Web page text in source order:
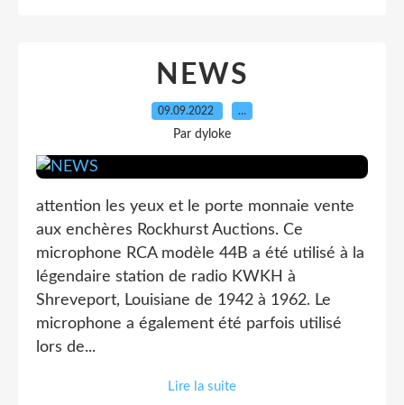
NEWS
09.09.2022 …
Par dyloke
attention les yeux et le porte monnaie vente
aux enchères Rockhurst Auctions. Ce
microphone RCA modèle 44B a été utilisé à la
légendaire station de radio KWKH à
Shreveport, Louisiane de 1942 à 1962. Le
microphone a également été parfois utilisé
lors de...
Lire la suite